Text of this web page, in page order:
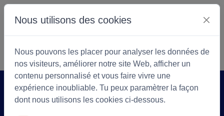
S'identifier Commencer
Accueil Arlea Textiles Produit
Nous utilisons des cookies
Nous pouvons les placer pour analyser les données de
nos visiteurs, améliorer notre site Web, afficher un
contenu personnalisé et vous faire vivre une
expérience inoubliable. Tu peux paramètrer la façon
dont nous utilisons les cookies ci-dessous.